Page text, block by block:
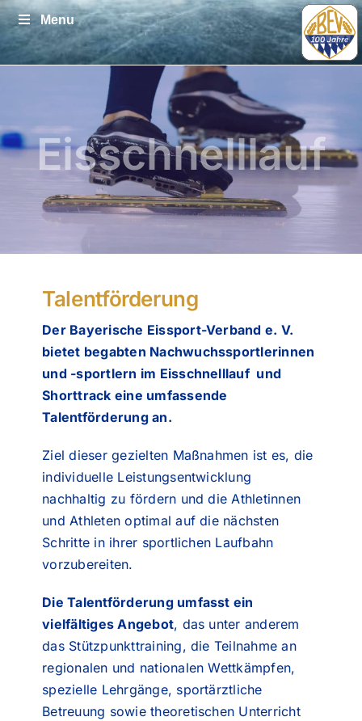
Zum
Inhalt
springen
Menu
Eisschnelllauf
Talentförderung
Der Bayerische Eissport-Verband e. V.
bietet begabten Nachwuchssportlerinnen
und -sportlern im Eisschnelllauf und
Shorttrack eine umfassende
Talentförderung an.
Ziel dieser gezielten Maßnahmen ist es, die
individuelle Leistungsentwicklung
nachhaltig zu fördern und die Athletinnen
und Athleten optimal auf die nächsten
Schritte in ihrer sportlichen Laufbahn
vorzubereiten.
Die Talentförderung umfasst ein
vielfältiges Angebot, das unter anderem
das Stützpunkttraining, die Teilnahme an
regionalen und nationalen Wettkämpfen,
spezielle Lehrgänge, sportärztliche
Betreuung sowie theoretischen Unterricht